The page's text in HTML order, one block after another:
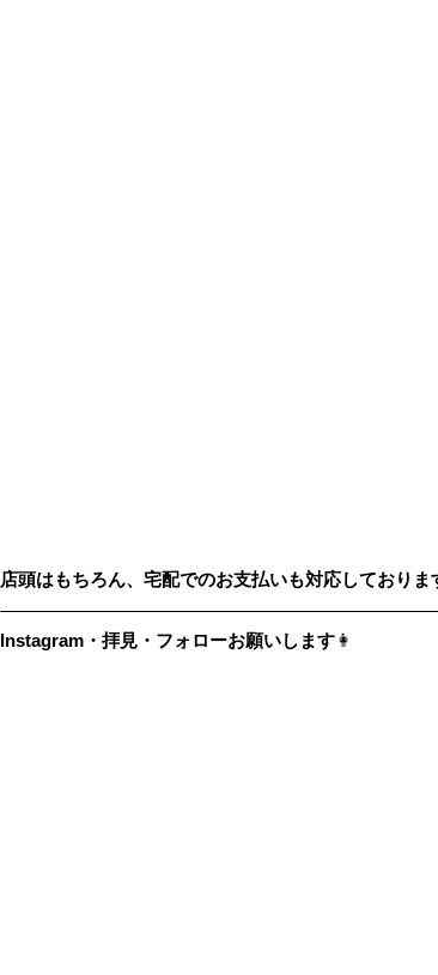
店頭はもちろん、宅配でのお支払いも対応しておりま
Instagram・拝見・フォローお願いします👩